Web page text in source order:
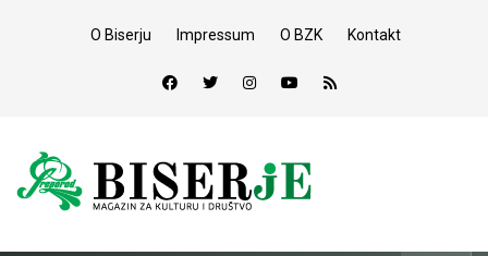
O Biserju Impressum O BZK Kontakt